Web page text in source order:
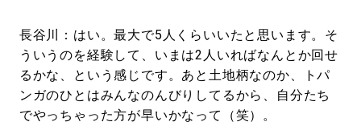
長谷川：はい。最大で5人くらいいたと思います。そ
ういうのを経験して、いまは2人いればなんとか回せ
るかな、という感じです。あと土地柄なのか、トパ
ンガのひとはみんなのんびりしてるから、自分たち
でやっちゃった方が早いかなって（笑）。